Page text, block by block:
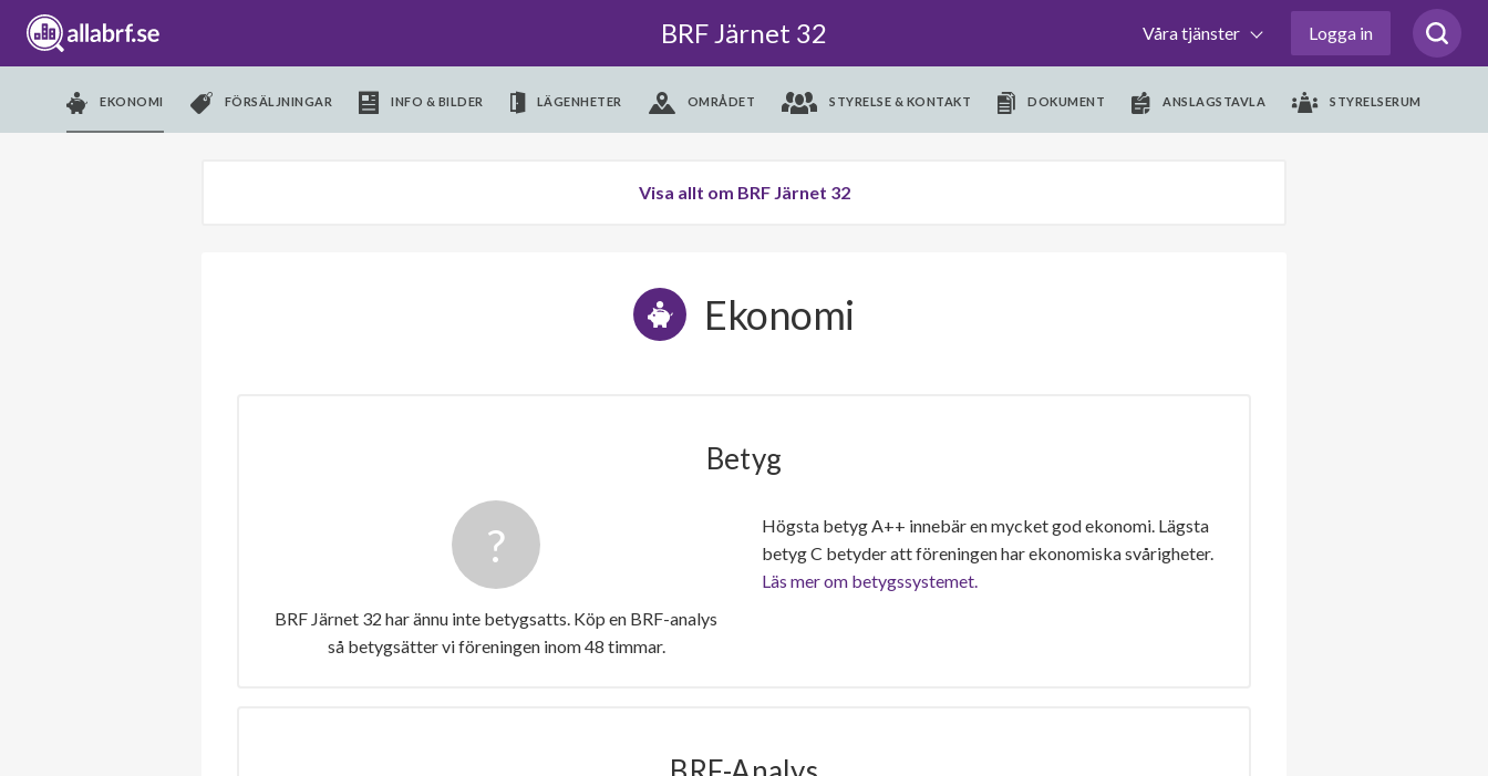
BRF Järnet 32 Våra tjänster Logga in
EKONOMI FÖRSÄLJNINGAR INFO & BILDER LÄGENHETER OMRÅDET STYRELSE & KONTAKT DOKUMENT ANSLAGSTAVLA STYRELSERUM
Visa allt om BRF Järnet 32
Ekonomi
Betyg
BRF Järnet 32 har ännu inte betygsatts. Köp en BRF-analys
så betygsätter vi föreningen inom 48 timmar.
Högsta betyg A++ innebär en mycket god ekonomi. Lägsta
betyg C betyder att föreningen har ekonomiska svårigheter.
Läs mer om betygssystemet.